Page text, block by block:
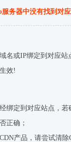
服务器中没有找到对
名或IP绑定到对应站
效!
绑定到对应站点，
正确；
产品，请尝试清除